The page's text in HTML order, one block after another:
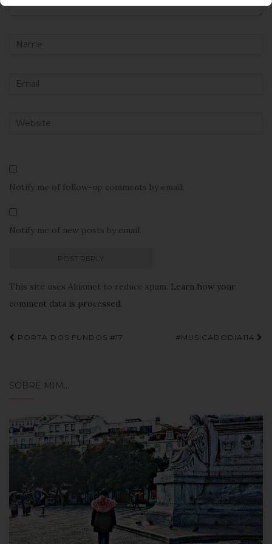
Notify me of follow-up comments by email.
Notify me of new posts by email.
This site uses Akismet to reduce spam. Learn how your
comment data is processed.
Navegação
PORTA DOS FUNDOS #17 #MUSICADODIA114
SOBRE MIM…